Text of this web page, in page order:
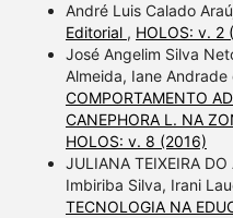
André Luis Calado
Editorial , HOLOS: v. 2
José Angelim Silva
Almeida, Iane
COMPORTAMENTO
CANEPHORA L. NA
HOLOS: v. 8 (2016)
JULIANA TEIXEIRA
Imbiriba Silva, Irani
TECNOLOGIA NA